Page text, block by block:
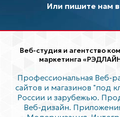
Или пишите нам
Веб-студия и агентство
маркетинга
Профессиональная Веб-
сайтов и магазинов "под
России и зарубежью.
Веб-дизайн.